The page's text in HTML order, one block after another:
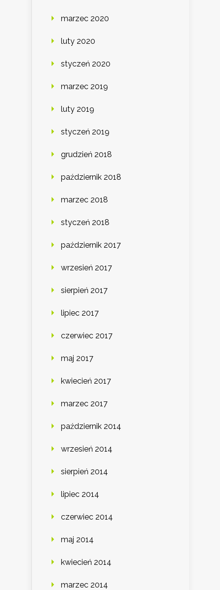
marzec 2020
luty 2020
styczeń 2020
marzec 2019
luty 2019
styczeń 2019
grudzień 2018
październik 2018
marzec 2018
styczeń 2018
październik 2017
wrzesień 2017
sierpień 2017
lipiec 2017
czerwiec 2017
maj 2017
kwiecień 2017
marzec 2017
październik 2014
wrzesień 2014
sierpień 2014
lipiec 2014
czerwiec 2014
maj 2014
kwiecień 2014
marzec 2014